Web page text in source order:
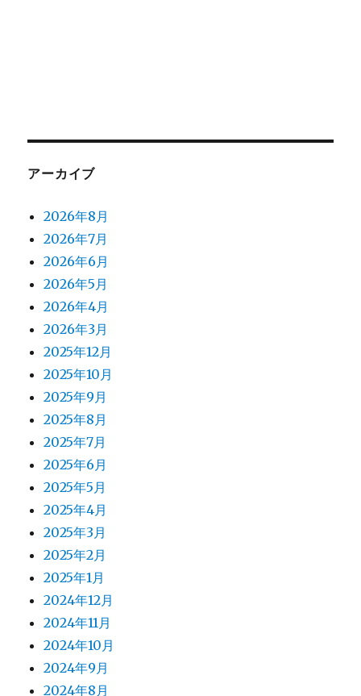
アーカイブ
2026年8月
2026年7月
2026年6月
2026年5月
2026年4月
2026年3月
2025年12月
2025年10月
2025年9月
2025年8月
2025年7月
2025年6月
2025年5月
2025年4月
2025年3月
2025年2月
2025年1月
2024年12月
2024年11月
2024年10月
2024年9月
2024年8月